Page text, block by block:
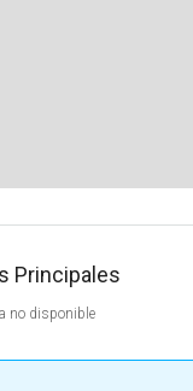
Principales
no disponible